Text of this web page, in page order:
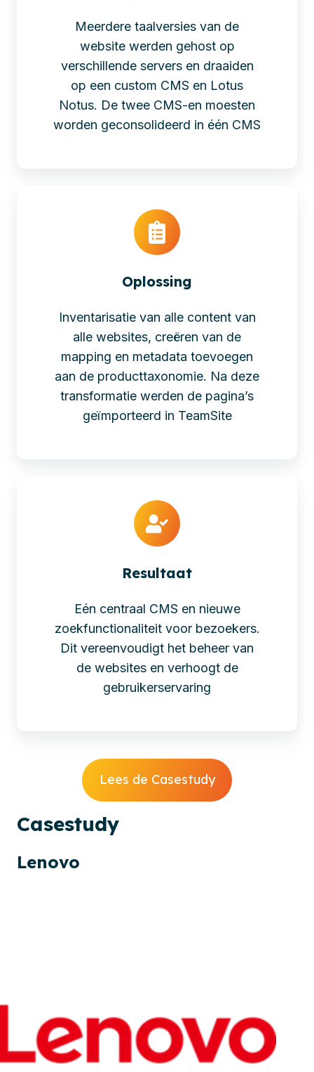
Meerdere taalversies van de
website werden gehost op
verschillende servers en draaiden
op een custom CMS en Lotus
Notus. De twee CMS-en moesten
worden geconsolideerd in één CMS
Oplossing
Inventarisatie van alle content van
alle websites, creëren van de
mapping en metadata toevoegen
aan de producttaxonomie. Na deze
transformatie werden de pagina’s
geïmporteerd in TeamSite
Resultaat
Eén centraal CMS en nieuwe
zoekfunctionaliteit voor bezoekers.
Dit vereenvoudigt het beheer van
de websites en verhoogt de
gebruikerservaring
Lees de Casestudy
Casestudy
Lenovo